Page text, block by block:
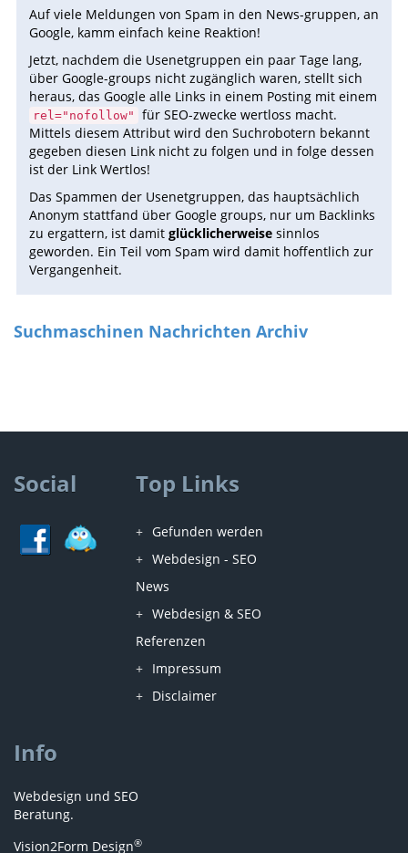
Auf viele Meldungen von Spam in den News-gruppen, an
Google, kamm einfach keine Reaktion!
Jetzt, nachdem die Usenetgruppen ein paar Tage lang,
über Google-groups nicht zugänglich waren, stellt sich
heraus, das Google alle Links in einem Posting mit einem
rel="nofollow"
für SEO-zwecke wertloss macht.
Mittels diesem Attribut wird den Suchrobotern bekannt
gegeben diesen Link nicht zu folgen und in folge dessen
ist der Link Wertlos!
Das Spammen der Usenetgruppen, das hauptsächlich
Anonym stattfand über Google groups, nur um Backlinks
zu ergattern, ist damit glücklicherweise sinnlos
geworden. Ein Teil vom Spam wird damit hoffentlich zur
Vergangenheit.
Suchmaschinen Nachrichten Archiv
Social Top Links
Gefunden werden
Webdesign - SEO
News
Webdesign & SEO
Referenzen
Impressum
Disclaimer
Info
Webdesign und SEO
Beratung.
Vision2Form Design®